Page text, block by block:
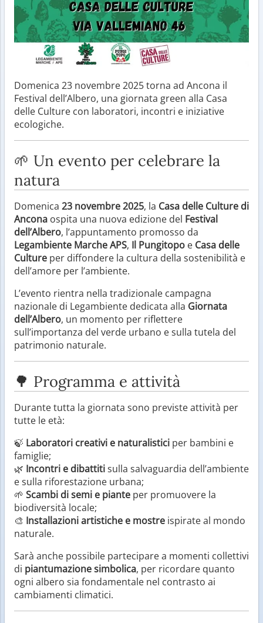
Domenica 23 novembre 2025 torna ad Ancona il
Festival dell’Albero, una giornata green alla Casa
delle Culture con laboratori, incontri e iniziative
ecologiche.
🌱 Un evento per celebrare la
natura
Domenica 23 novembre 2025, la Casa delle Culture di
Ancona ospita una nuova edizione del Festival
dell’Albero, l’appuntamento promosso da
Legambiente Marche APS, Il Pungitopo e Casa delle
Culture per diffondere la cultura della sostenibilità e
dell’amore per l’ambiente.
L’evento rientra nella tradizionale campagna
nazionale di Legambiente dedicata alla Giornata
dell’Albero, un momento per riflettere
sull’importanza del verde urbano e sulla tutela del
patrimonio naturale.
🌳 Programma e attività
Durante tutta la giornata sono previste attività per
tutte le età:
🍃 Laboratori creativi e naturalistici per bambini e
famiglie;
🌿 Incontri e dibattitisulla salvaguardia dell’ambiente
e sulla riforestazione urbana;
🌱 Scambi di semi e piante per promuovere la
biodiversità locale;
🎨 Installazioni artistiche e mostre ispirate al mondo
naturale.
Sarà anche possibile partecipare a momenti collettivi
di piantumazione simbolica, per ricordare quanto
ogni albero sia fondamentale nel contrasto ai
cambiamenti climatici.